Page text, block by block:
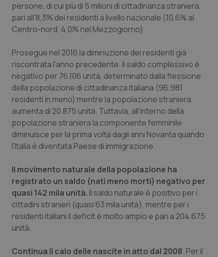
Friuli Venezia Giulia
Liguria
Lombardia
Marche
Molise
Piemonte
Provincia Autonoma di Bolzano
Provincia Autonoma di Trento
Puglia
Dermatite Atopica
Disturbi dell’umore
Dolore
Donna & Salute
Epatiti
HIV
Infezioni & Febbre
Ipertensione & Scompenso
Malattie rare
persone, di cui più di 5 milioni di cittadinanza straniera,
pari all'8,3% dei residenti a livello nazionale (10,6% al
Centro-nord, 4,0% nel Mezzogiorno).
Prosegue nel 2016 la diminuzione dei residenti già
riscontrata l'anno precedente. Il saldo complessivo è
negativo per 76.106 unità, determinato dalla flessione
della popolazione di cittadinanza italiana (96.981
residenti in meno) mentre la popolazione straniera
aumenta di 20.875 unità. Tuttavia, all'interno della
popolazione straniera la componente femminile
diminuisce per la prima volta dagli anni Novanta quando
l'Italia è diventata Paese di immigrazione.
Il movimento naturale della popolazione ha
registrato un saldo (nati meno morti) negativo per
quasi 142 mila unità. Il saldo naturale è positivo per i
cittadini stranieri (quasi 63 mila unità), mentre per i
residenti italiani il deficit è molto ampio e pari a 204.675
unità.
Continua il calo delle nascite in atto dal 2008. Per il